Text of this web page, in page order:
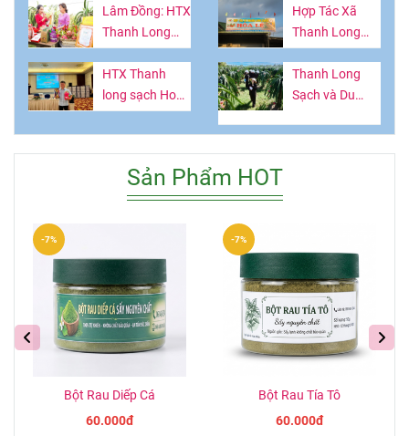
Đồng làm từ
thứ quả giàu
vitamin
long
Lâm Đồng: HTX
Thanh Long
Sạch Hòa Lệ -
Lan tỏa giá trị
OCOP, kết nối
tri thức và trải
nghiệm nông
nghiệp bền
vững
Hợp Tác Xã
Thanh Long
Sạch Hòa Lệ:
Nâng Tầm Tinh
Hoa Nông Sản
HTX Thanh
long sạch Hoà
Lệ: Làm giàu từ
trái thanh long
Nông nghiệp -
Nông thônThứ
Năm
Thanh Long
Sạch và Du
Nông: Hướng
Phát Triển Kép
Sản Phẩm HOT
Bột Rau Diếp Cá
60.000đ
-7%
Bột Rau Tía Tô
60.000đ
-7%